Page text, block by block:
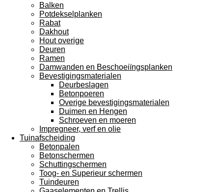
Balken
Potdekselplanken
Rabat
Dakhout
Hout overige
Deuren
Ramen
Damwanden en Beschoeiïngsplanken
Bevestigingsmaterialen
Deurbeslagen
Betonpoeren
Overige bevestigingsmaterialen
Duimen en Hengen
Schroeven en moeren
Impregneer, verf en olie
Tuinafscheiding
Betonpalen
Betonschermen
Schuttingschermen
Toog- en Superieur schermen
Tuindeuren